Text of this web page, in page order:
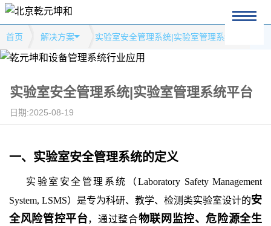
首页 解决方案 实验室安全管理系统|实验室管理系统平台
实验室安全管理系统|实验室管理系统平台
日期:2025-08-19
一、 实验室安全管理系统的定义
实验室安全管理系统（Laboratory Safety Management
System, LSMS）是专为科研、教学、检测类实验室设计的安
全风险管控平台，通过整合物联网监控、危险源全生